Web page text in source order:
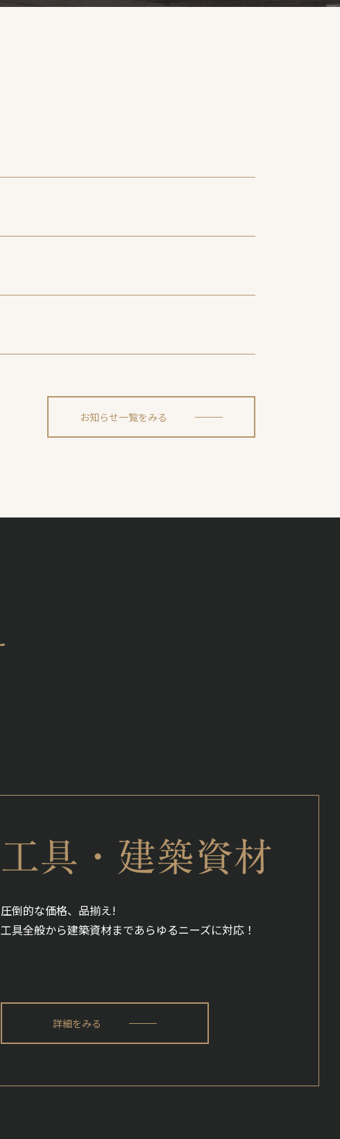
お知らせ一覧をみる
工具・建築資材
圧倒的な価格、品揃え!
工具全般から建築資材まであらゆるニーズに対応！
詳細をみる